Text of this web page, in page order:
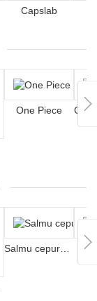
Capslab
One Piece
Salmu cepuru pirāti